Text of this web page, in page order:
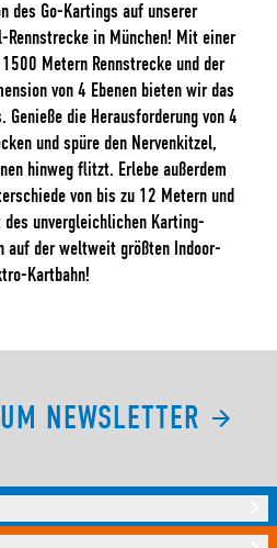
des Go-Kartings auf unserer
Rennstrecke in München! Mit einer
Metern Rennstrecke und der
von 4 Ebenen bieten wir das
die Herausforderung von 4
und spüre den Nervenkitzel,
hinweg flitzt. Erlebe außerdem
von bis zu 12 Metern und
unvergleichlichen Karting-
auf der weltweit größten Indoor-
Kartbahn!
NEWSLETTER